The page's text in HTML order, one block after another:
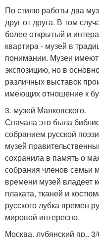
По стилю работы два
друг от друга. В том
более открытый и
квартира - музей в
понимании. Музеи
экспозицию, но в
различных выставок
имеющих отношение к
3. музей Маяковского.
Сначала это была
собранием русской
музей
сохранила в память о
собрания членов семьи
времени музей владеет
плаката, тканей и
русского лубка времен
мировой интересно.
Москва, лубянский пр., 3/